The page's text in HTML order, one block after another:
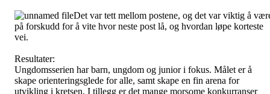
Det var tett mellom postene, og det var viktig å
på forskudd for å vite hvor neste post lå, og hvordan løpe korteste
vei.
Resultater:
Ungdomsserien har barn, ungdom og junior i fokus. Målet er å
skape orienteringsglede for alle, samt skape en fin arena for
utvikling i kretsen. I tillegg er det mange morsome konkurranser